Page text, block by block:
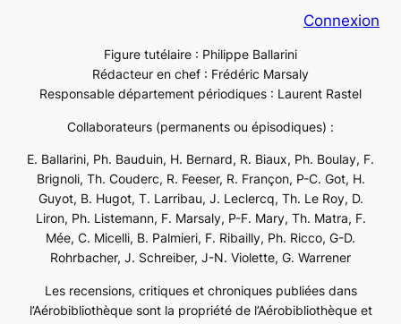
Connexion
Figure tutélaire : Philippe Ballarini
Rédacteur en chef : Frédéric Marsaly
Responsable département périodiques : Laurent Rastel
Collaborateurs (permanents ou épisodiques) :
E. Ballarini, Ph. Bauduin, H. Bernard, R. Biaux, Ph. Boulay, F.
Brignoli, Th. Couderc, R. Feeser, R. Françon, P-C. Got, H.
Guyot, B. Hugot, T. Larribau, J. Leclercq, Th. Le Roy, D.
Liron, Ph. Listemann, F. Marsaly, P-F. Mary, Th. Matra, F.
Mée, C. Micelli, B. Palmieri, F. Ribailly, Ph. Ricco, G-D.
Rohrbacher, J. Schreiber, J-N. Violette, G. Warrener
Les recensions, critiques et chroniques publiées dans
l’Aérobibliothèque sont la propriété de l’Aérobibliothèque et